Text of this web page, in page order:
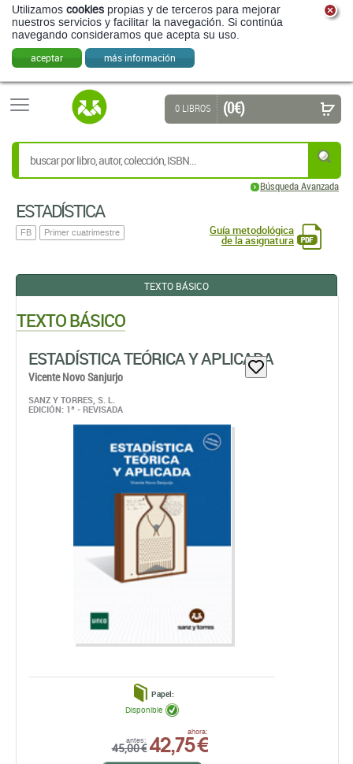
Utilizamos cookies propias y de terceros para mejorar
nuestros servicios y facilitar la navegación. Si continúa
navegando consideramos que acepta su uso.
aceptar más información
Búsqueda Avanzada
0 LIBROS (0 €)
ESTADÍ­STICA
FB Primer cuatrimestre Guía metodológica
de la asignatura
TEXTO BÁSICO
TEXTO BÁSICO
ESTADÍSTICA TEÓRICA Y APLICADA
Vicente Novo Sanjurjo
SANZ Y TORRES, S. L.
EDICIÓN: 1ª - REVISADA
Papel:
antes:
45,00 €
ahora:
42,75 €
Disponible